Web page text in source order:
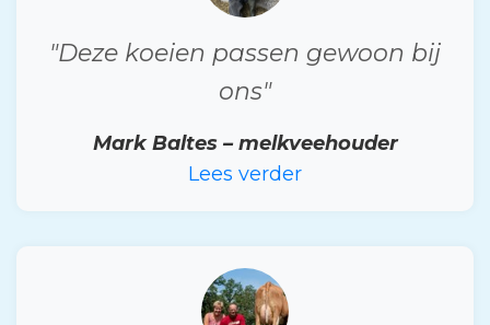
"Deze koeien passen gewoon bij
ons"
Mark Baltes – melkveehouder
Lees verder